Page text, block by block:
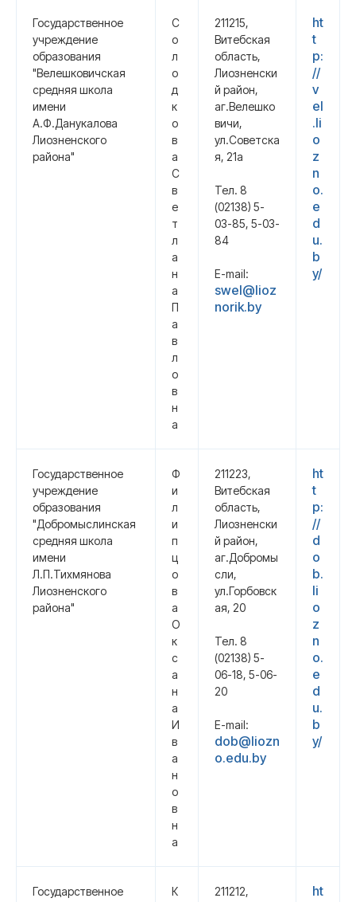
Государственное
учреждение
образования
"Велешковичская
средняя школа
имени
А.Ф.Данукалова
Лиозненского
района"
С
о
л
о
д
к
о
в
а
С
в
е
т
л
а
н
а
П
а
в
л
о
в
н
а
211215,
Витебская
область,
Лиозненски
й район,
аг.Велешко
вичи,
ул.Советска
я, 21а
Тел. 8
(02138) 5-
03-85, 5-03-
84
E-mail:
swel@lioz
norik.by
ht
t
p:
//
v
el
.li
o
z
n
o.
e
d
u.
b
y/
Государственное
учреждение
образования
"Добромыслинская
средняя школа
имени
Л.П.Тихмянова
Лиозненского
района"
Ф
и
л
и
п
ц
о
в
а
О
к
с
а
н
а
И
в
а
н
о
в
н
а
211223,
Витебская
область,
Лиозненски
й район,
аг.Добромы
сли,
ул.Горбовск
ая, 20
Тел. 8
(02138) 5-
06-18, 5-06-
20
E-mail:
dob@liozn
o.edu.by
ht
t
p:
//
d
o
b.
li
o
z
n
o.
e
d
u.
b
y/
Государственное
К
211212,
ht